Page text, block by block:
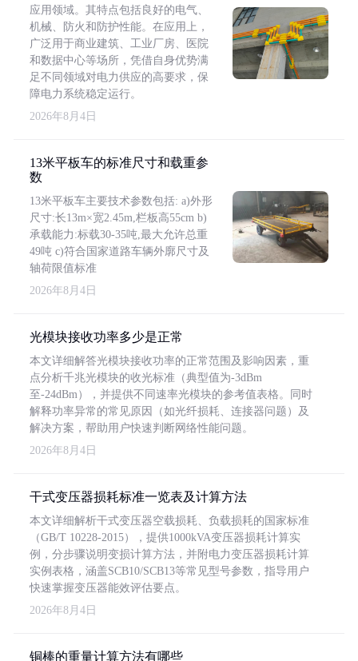
应用领域。其特点包括良好的电气、
机械、防火和防护性能。在应用上，
广泛用于商业建筑、工业厂房、医院
和数据中心等场所，凭借自身优势满
足不同领域对电力供应的高要求，保
障电力系统稳定运行。
2026年8月4日
13米平板车的标准尺寸和载重参
数
13米平板车主要技术参数包括: a)外形
尺寸:长13m×宽2.45m,栏板高55cm b)
承载能力:标载30-35吨,最大允许总重
49吨 c)符合国家道路车辆外廓尺寸及
轴荷限值标准
2026年8月4日
光模块接收功率多少是正常
本文详细解答光模块接收功率的正常范围及影响因素，重
点分析千兆光模块的收光标准（典型值为-3dBm
至-24dBm），并提供不同速率光模块的参考值表格。同时
解释功率异常的常见原因（如光纤损耗、连接器问题）及
解决方案，帮助用户快速判断网络性能问题。
2026年8月4日
干式变压器损耗标准一览表及计算方法
本文详细解析干式变压器空载损耗、负载损耗的国家标准
（GB/T 10228-2015），提供1000kVA变压器损耗计算实
例，分步骤说明变损计算方法，并附电力变压器损耗计算
实例表格，涵盖SCB10/SCB13等常见型号参数，指导用户
快速掌握变压器能效评估要点。
2026年8月4日
铜棒的重量计算方法有哪些